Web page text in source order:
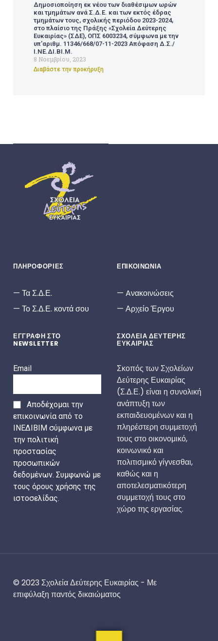
Δημοσιοποίηση εκ νέου των διαθέσιμων ωρών
και τμημάτων ανά Σ.Δ.Ε. και των εκτός έδρας
τμημάτων τους, σχολικής περιόδου 2023-2024,
στο πλαίσιο της Πράξης «Σχολεία Δεύτερης
Ευκαιρίας» (ΣΔΕ), ΟΠΣ 6003234, σύμφωνα με την
υπ’αριθμ. 11346/668/07-11-2023 Απόφαση Δ.Σ./
Ι.ΝΕ.ΔΙ.ΒΙ.Μ.
8 Νοεμβρίου, 2023
Διαβάστε την προκήρυξη
ΣΔΕ
ΣΧΟΛΕΊΑ ΔΕΎΤΕΡΗΣ ΕΥΚΑΙΡΊΑΣ
ΠΛΗΡΟΦΟΡΙΕΣ
Τα Σ.Δ.Ε.
Το Σ.Δ.Ε. κοντά σου
ΕΠΙΚΟΙΝΩΝΙΑ
Aνακοινώσεις
Αρχείο Έργου
ΕΓΓΡΑΦΗ ΣΤΟ
NEWSLETTER
Email
Αποδέχομαι την
επικοινωνία από το
ΙΝΕΔΙΒΙΜ σύμφωνα με
την πολιτική
προστασίας
προσωπικών
δεδομένων. Συμφωνώ με
τους όρους χρήσης της
ιστοσελίδας.
ΣΧΟΛΕΙΑ ΔΕΥΤΕΡΗΣ
ΕΥΚΑΙΡΙΑΣ
Σκοπός των Σχολείων
Δεύτερης Ευκαιρίας
(Σ.Δ.Ε.) είναι η συνολική
ανάπτυξη των
εκπαιδευομένων και η
πληρέστερη συμμετοχή
τους στο οικονομικό,
κοινωνικό και
πολιτισμικό γίγνεσθαι,
καθώς και η
αποτελεσματικότερη
συμμετοχή τους στο
χώρο της εργασίας.
© 2023 Σχολεία Δεύτερης Ευκαιρίας - Με
επιφύλαξη παντός δικαιώματος